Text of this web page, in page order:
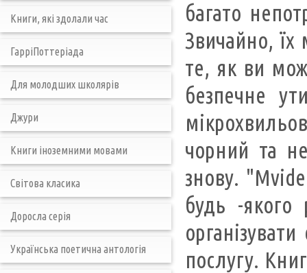
багато
Звичайно,
те, як ви
безпечне
чорний та
знову.
будь -
послугу.
Книги, які здолали час
ГарріПоттеріада
Для молодших школярів
Джури
Книги іноземними мовами
Світова класика
Доросла серія
Українська поетична антологія